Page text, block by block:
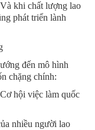
khi chất lượng lao
phát triển lành
đến mô hình
chặng chính:
hội việc làm quốc
nhiều người lao